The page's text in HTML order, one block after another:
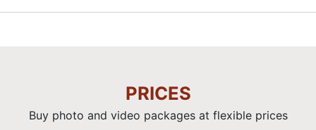
PRICES
Buy photo and video packages at flexible prices